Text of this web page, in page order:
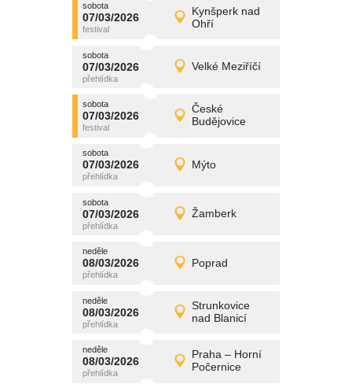
sobota
07/03/2026
Kynšperk nad
Ohří
sobota
07/03/2026 Detail
promítání
sobota
07/03/2026 Velké Meziříčí
sobota
07/03/2026 Detail
promítání
sobota
07/03/2026
České
Budějovice
sobota
07/03/2026 Detail
promítání
sobota
07/03/2026 Mýto
sobota
07/03/2026 Detail
promítání
sobota
07/03/2026 Žamberk
sobota
07/03/2026 Detail
promítání
neděle
08/03/2026 Poprad
neděle
08/03/2026 Detail
promítání
neděle
08/03/2026
Strunkovice
nad Blanicí
neděle
08/03/2026 Detail
promítání
neděle
08/03/2026
Praha – Horní
Počernice
neděle
08/03/2026 Detail
promítání